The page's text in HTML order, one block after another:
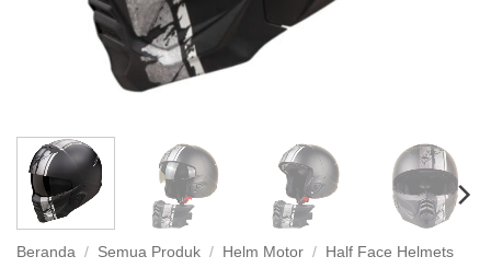
Beranda / Semua Produk / Helm Motor / Half Face Helmets